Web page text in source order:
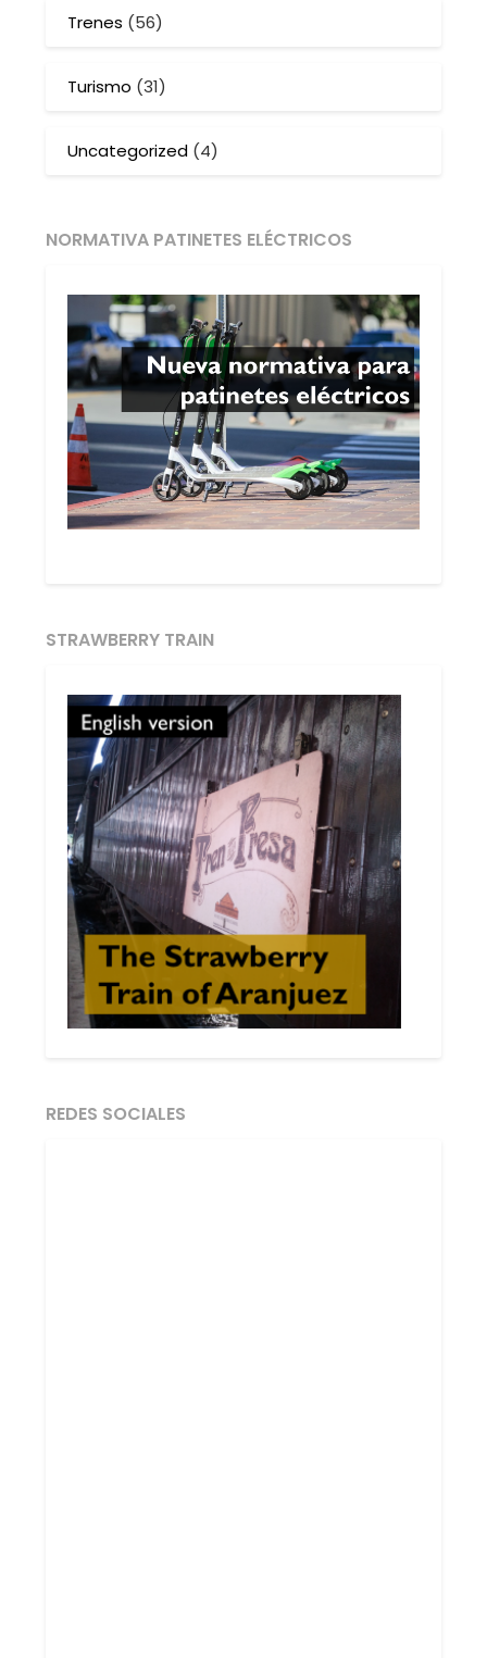
Trenes (56)
Turismo (31)
Uncategorized (4)
NORMATIVA PATINETES ELÉCTRICOS
STRAWBERRY TRAIN
REDES SOCIALES